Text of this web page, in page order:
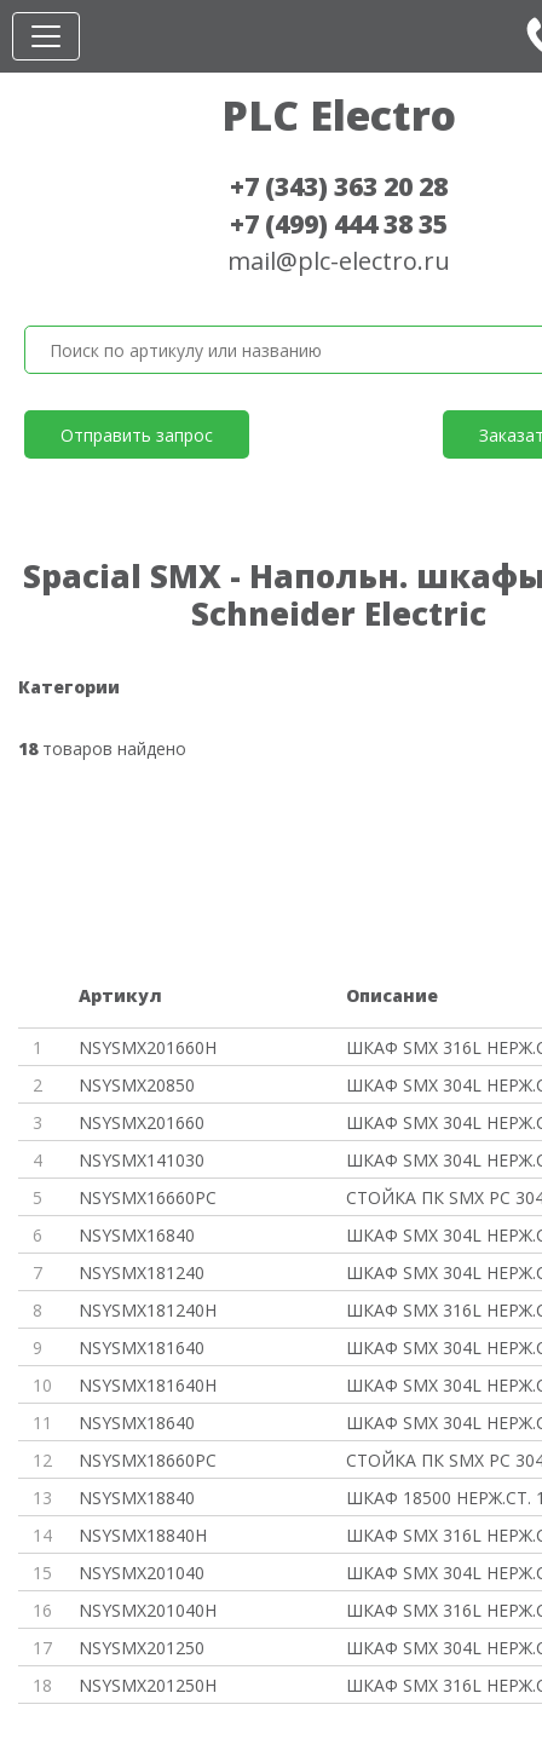
PLC Electro
+7 (343) 363 20 28
+7 (499) 444 38 35
mail@plc-electro.ru
Отправить запрос
Spacial SMX - Напольн.
Schneider Electric
Категории
18товаров найдено
Артикул Описание
1 NSYSMX201660H
ШКАФ SMX 316L
2
NSYSMX20850
ШКАФ SMX 304L
3
NSYSMX201660
ШКАФ SMX 304L
4
NSYSMX141030
ШКАФ SMX 304L
5
NSYSMX16660PC
СТОЙКА ПК SMX PC
6
NSYSMX16840
ШКАФ SMX 304L
7
NSYSMX181240
ШКАФ SMX 304L
8
NSYSMX181240H
ШКАФ SMX 316L
9
NSYSMX181640
ШКАФ SMX 304L
10
NSYSMX181640H
ШКАФ SMX 304L
11
NSYSMX18640
ШКАФ SMX 304L
12
NSYSMX18660PC
СТОЙКА ПК SMX PC
13
NSYSMX18840
ШКАФ 18500 НЕРЖ.СТ.
14
NSYSMX18840H
ШКАФ SMX 316L
15
NSYSMX201040
ШКАФ SMX 304L
16
NSYSMX201040H
ШКАФ SMX 316L
17
NSYSMX201250
ШКАФ SMX 304L
18
NSYSMX201250H ШКАФ SMX 316L